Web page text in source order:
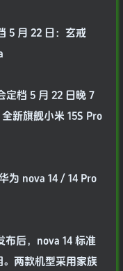
5 月 22 日：玄戒
定档 5 月 22 日晚 7
新旗舰小米 15S Pro
为 nova 14 / 14 Pro
布后，nova 14 标准
。两款机型采用家族